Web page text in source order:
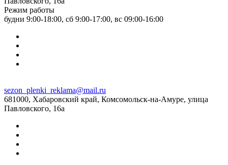
Режим работы
будни 9:00-18:00, сб 9:00-17:00, вс 09:00-16:00
sezon_plenki_reklama@mail.ru
681000, Хабаровский край, Комсомольск-на-Амуре, улица
Павловского, 16а